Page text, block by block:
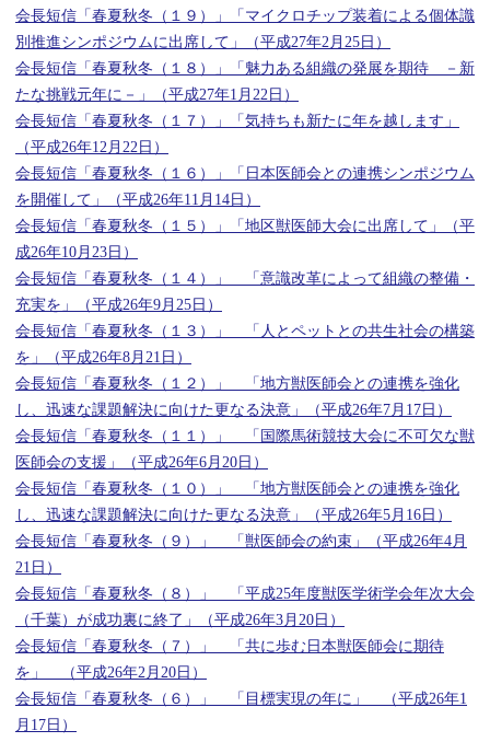
会長短信「春夏秋冬（１９）」「マイクロチップ装着による個体識
別推進シンポジウムに出席して」（平成27年2月25日）
会長短信「春夏秋冬（１８）」「魅力ある組織の発展を期待 －新
たな挑戦元年に－」（平成27年1月22日）
会長短信「春夏秋冬（１７）」「気持ちも新たに年を越します」
（平成26年12月22日）
会長短信「春夏秋冬（１６）」「日本医師会との連携シンポジウム
を開催して」（平成26年11月14日）
会長短信「春夏秋冬（１５）」「地区獣医師大会に出席して」（平
成26年10月23日）
会長短信「春夏秋冬（１４）」 「意識改革によって組織の整備・
充実を」（平成26年9月25日）
会長短信「春夏秋冬（１３）」 「人とペットとの共生社会の構築
を」（平成26年8月21日）
会長短信「春夏秋冬（１２）」 「地方獣医師会との連携を強化
し、迅速な課題解決に向けた更なる決意」（平成26年7月17日）
会長短信「春夏秋冬（１１）」 「国際馬術競技大会に不可欠な獣
医師会の支援」（平成26年6月20日）
会長短信「春夏秋冬（１０）」 「地方獣医師会との連携を強化
し、迅速な課題解決に向けた更なる決意」（平成26年5月16日）
会長短信「春夏秋冬（９）」 「獣医師会の約束」（平成26年4月
21日）
会長短信「春夏秋冬（８）」 「平成25年度獣医学術学会年次大会
（千葉）が成功裏に終了」（平成26年3月20日）
会長短信「春夏秋冬（７）」 「共に歩む日本獣医師会に期待
を」 （平成26年2月20日）
会長短信「春夏秋冬（６）」 「目標実現の年に」 （平成26年1
月17日）